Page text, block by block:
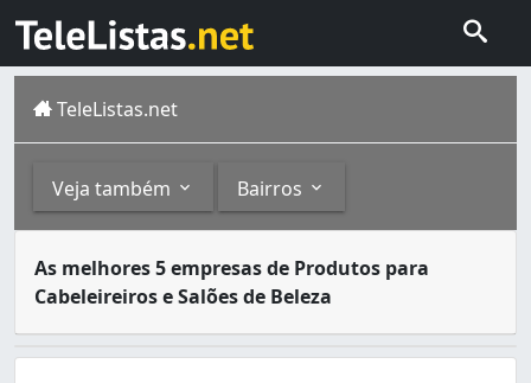
TeleListas.net
Veja também Bairros
As melhores 5 empresas de Produtos para
Cabeleireiros e Salões de Beleza